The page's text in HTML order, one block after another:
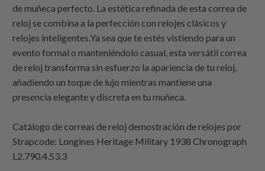
de muñeca perfecto. La estética refinada de esta correa de
reloj se combina a la perfección con relojes clásicos y
relojes inteligentes.Ya sea que te estés vistiendo para un
evento formal o manteniéndolo casual, esta versátil correa
de reloj transforma sin esfuerzo la apariencia de tu reloj,
añadiendo un toque de lujo mientras mantiene una
presencia elegante y discreta en tu muñeca.
Catálogo de correas de reloj demostración de relojes por
Strapcode: Longines Heritage Military 1938 Chronograph
L2.790.4.53.3